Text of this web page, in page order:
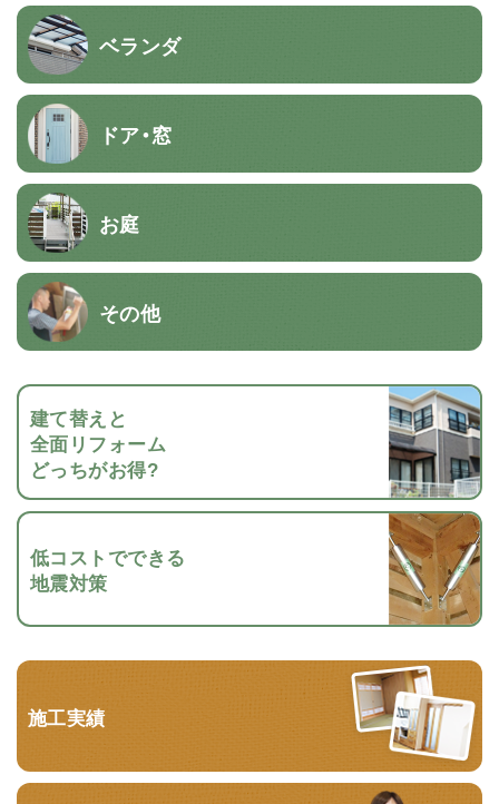
ベランダ
ドア・窓
お庭
その他
建て替えと
全面リフォーム
どっちがお得?
低コストでできる
地震対策
施工実績